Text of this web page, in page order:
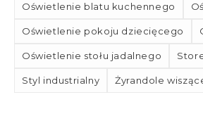
Oświetlenie blatu kuchennego
Oświetlenie pokoju dziecięcego
Oświetlenie stołu jadalnego
Styl industrialny Żyrandole